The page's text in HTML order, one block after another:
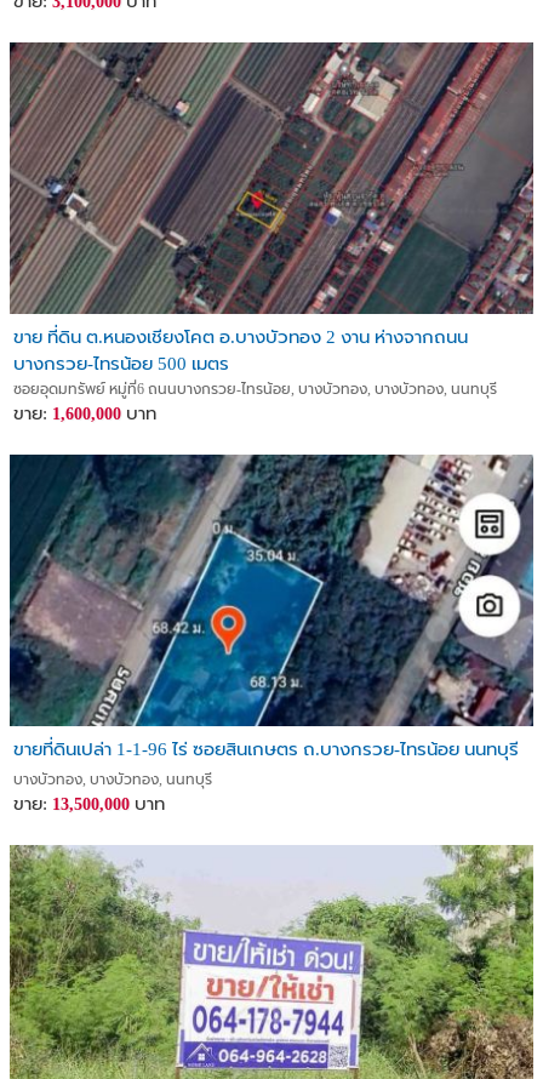
ขาย ที่ดิน ต.หนองเชียงโคต อ.บางบัวทอง 2 งาน ห่างจากถนน
บางกรวย-ไทรน้อย 500 เมตร
ซอยอุดมทรัพย์ หมู่ที่6 ถนนบางกรวย-ไทรน้อย, บางบัวทอง, บางบัวทอง, นนทบุรี
ขาย: 1,600,000 บาท
ขายที่ดินเปล่า 1-1-96 ไร่ ซอยสินเกษตร ถ.บางกรวย-ไทรน้อย นนทบุรี
บางบัวทอง, บางบัวทอง, นนทบุรี
ขาย: 13,500,000 บาท